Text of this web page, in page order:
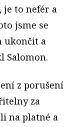
je to nefér a
jsme se
ukončit a
Salomon.
z porušení
za
na platné a